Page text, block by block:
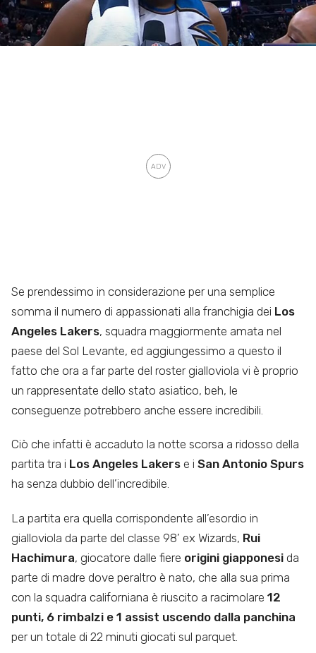
Se prendessimo in considerazione per una semplice
somma il numero di appassionati alla franchigia dei Los
Angeles Lakers, squadra maggiormente amata nel
paese del Sol Levante, ed aggiungessimo a questo il
fatto che ora a far parte del roster gialloviola vi è proprio
un rappresentate dello stato asiatico, beh, le
conseguenze potrebbero anche essere incredibili.
Ciò che infatti è accaduto la notte scorsa a ridosso della
partita tra i Los Angeles Lakers e i San Antonio Spurs
ha senza dubbio dell’incredibile.
La partita era quella corrispondente all’esordio in
gialloviola da parte del classe 98’ ex Wizards, Rui
Hachimura, giocatore dalle fiere origini giapponesi da
parte di madre dove peraltro è nato, che alla sua prima
con la squadra californiana è riuscito a racimolare 12
punti, 6 rimbalzi e 1 assist uscendo dalla panchina
per un totale di 22 minuti giocati sul parquet.